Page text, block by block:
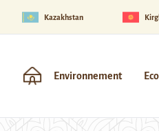
Kazakhstan
Environnement